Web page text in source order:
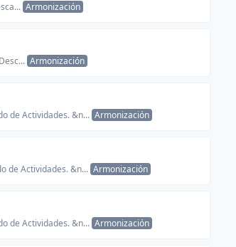
Armonización
Armonización
de Actividades. &n... Armonización
de Actividades. &n... Armonización
de Actividades. &n... Armonización